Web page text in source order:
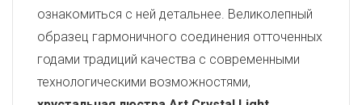
ознакомиться с ней детальнее. Великолепный
образец гармоничного соединения отточенных
годами традиций качества с современными
технологическими возможностями,